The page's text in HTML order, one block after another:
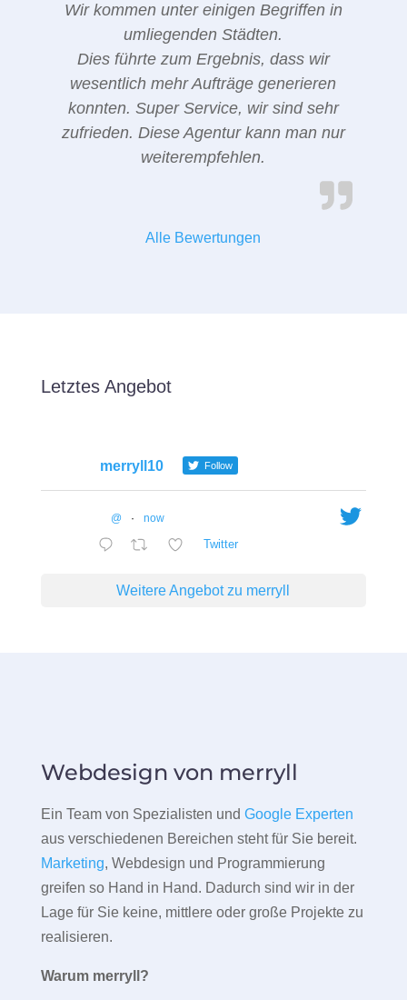
Wir kommen unter einigen Begriffen in
umliegenden Städten.
Dies führte zum Ergebnis, dass wir
wesentlich mehr Aufträge generieren
konnten. Super Service, wir sind sehr
zufrieden. Diese Agentur kann man nur
weiterempfehlen.
Alle Bewertungen
Letztes Angebot
merryll10 Follow
@ · now
Twitter
Weitere Angebot zu merryll
Webdesign von merryll
Ein Team von Spezialisten und Google Experten
aus verschiedenen Bereichen steht für Sie bereit.
Marketing, Webdesign und Programmierung
greifen so Hand in Hand. Dadurch sind wir in der
Lage für Sie keine, mittlere oder große Projekte zu
realisieren.
Warum merryll?